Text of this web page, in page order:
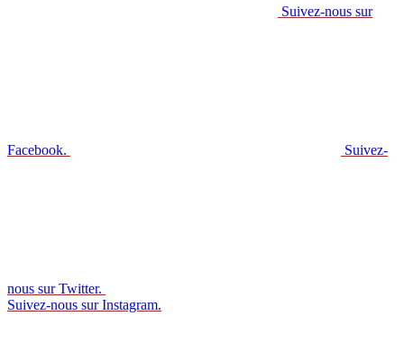
Suivez-nous sur
Facebook. Suivez-
nous sur Twitter.
Suivez-nous sur Instagram.